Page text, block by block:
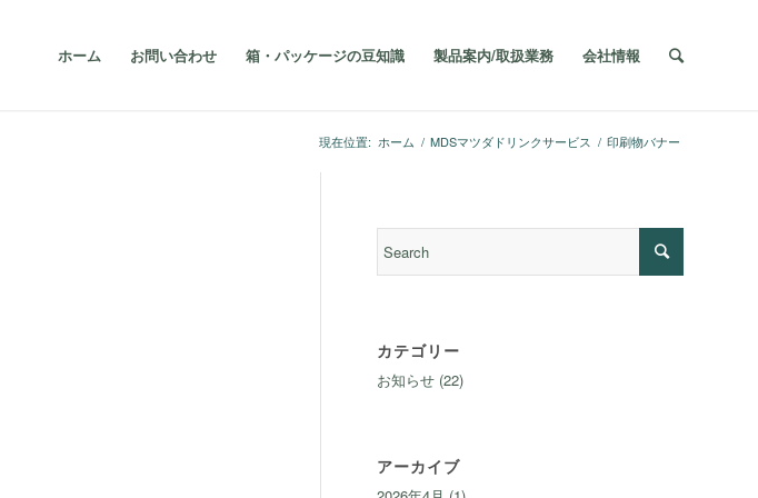
ホーム お問い合わせ 箱・パッケージの豆知識 製品案内/取扱業務 会社情報
現在位置: ホーム / MDSマツダドリンクサービス / 印刷物バナー
カテゴリー
お知らせ (22)
アーカイブ